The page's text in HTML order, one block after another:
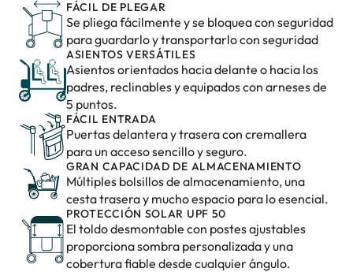
FÁCIL DE PLEGAR
Se pliega fácilmente y se bloquea con seguridad
para guardarlo y transportarlo con seguridad
ASIENTOS VERSÁTILES
Asientos orientados hacia delante o hacia los
padres, reclinables y equipados con arneses de
5 puntos.
FÁCIL ENTRADA
Puertas delantera y trasera con cremallera
para un acceso sencillo y seguro.
GRAN CAPACIDAD DE ALMACENAMIENTO
Múltiples bolsillos de almacenamiento, una
cesta trasera y mucho espacio para lo esencial.
PROTECCIÓN SOLAR UPF 50
El toldo desmontable con postes ajustables
proporciona sombra personalizada y una
cobertura fiable desde cualquier ángulo.